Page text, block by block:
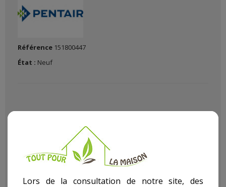
Référence 151800447
État : Neuf
Lors de la consultation de notre site, des